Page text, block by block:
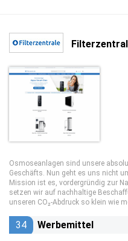
Osmoseanlagen sind unsere
Geschäfts. Nun geht es uns nicht
Mission ist es, vordergründig zur
setzen wir auf nachhaltige
unseren CO₂-Abdruck so klein wie
34 Werbemittel